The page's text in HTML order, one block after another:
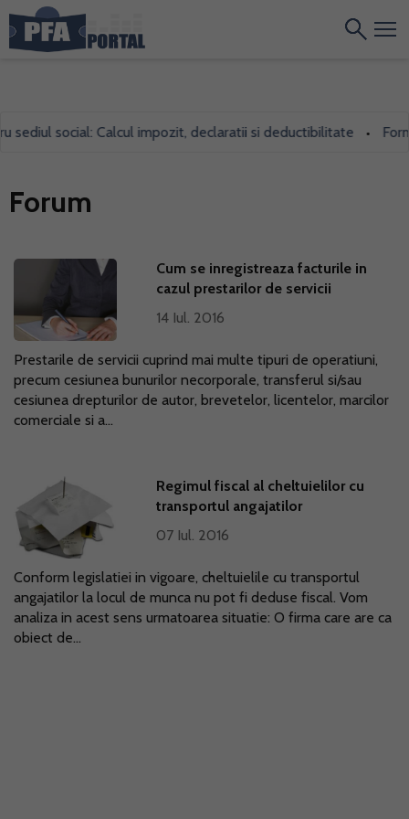
social: Calcul impozit, declaratii si deductibilitate •
Forum
Cum se inregistreaza facturile in
cazul prestarilor de servicii
14 Iul. 2016
Prestarile de servicii cuprind mai multe tipuri de operatiuni,
precum cesiunea bunurilor necorporale, transferul si/sau
cesiunea drepturilor de autor, brevetelor, licentelor, marcilor
comerciale si a...
Regimul fiscal al cheltuielilor cu
transportul angajatilor
07 Iul. 2016
Conform legislatiei in vigoare, cheltuielile cu transportul
angajatilor la locul de munca nu pot fi deduse fiscal. Vom
analiza in acest sens urmatoarea situatie: O firma care are ca
obiect de...